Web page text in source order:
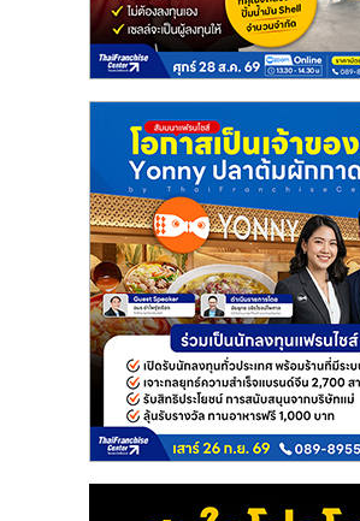
ปรึกษา
การ
ลงทุน
และ
ขยาย